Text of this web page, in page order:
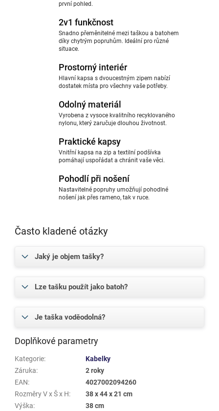
první pohled.
2v1 funkčnost
Snadno přeměnitelné mezi taškou a batohem
díky chytrým popruhům. Ideální pro různé
situace.
Prostorný interiér
Hlavní kapsa s dvoucestným zipem nabízí
dostatek místa pro všechny vaše potřeby.
Odolný materiál
Vyrobena z vysoce kvalitního recyklovaného
nylonu, který zaručuje dlouhou životnost.
Praktické kapsy
Vnitřní kapsa na zip a textilní podšívka
pomáhají uspořádat a chránit vaše věci.
Pohodlí při nošení
Nastavitelné popruhy umožňují pohodlné
nošení jak přes rameno, tak v ruce.
Často kladené otázky
Jaký je objem tašky?
Lze tašku použít jako batoh?
Je taška voděodolná?
Doplňkové parametry
Kategorie:
Kabelky
Záruka:
2 roky
EAN:
4027002094260
Rozměry V x Š x H:
38 x 44 x 21 cm
Výška:
38 cm